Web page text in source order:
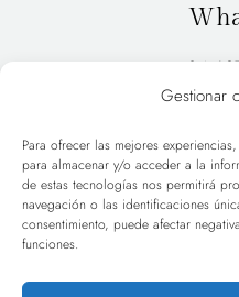
Gestionar
Para ofrecer las mejores
para almacenar y/o acceder a la
de estas tecnologías nos permitirá
navegación o las identificaciones
consentimiento, puede afectar
funciones.
+34
INICIO
HOLA